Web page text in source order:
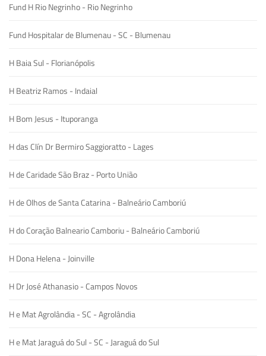
Fund H Rio Negrinho - Rio Negrinho
Fund Hospitalar de Blumenau - SC - Blumenau
H Baia Sul - Florianópolis
H Beatriz Ramos - Indaial
H Bom Jesus - Ituporanga
H das Clín Dr Bermiro Saggioratto - Lages
H de Caridade São Braz - Porto União
H de Olhos de Santa Catarina - Balneário Camboriú
H do Coração Balneario Camboriu - Balneário Camboriú
H Dona Helena - Joinville
H Dr José Athanasio - Campos Novos
H e Mat Agrolândia - SC - Agrolândia
H e Mat Jaraguá do Sul - SC - Jaraguá do Sul